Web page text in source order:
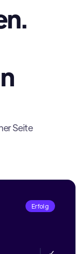
Seite
Erfolg